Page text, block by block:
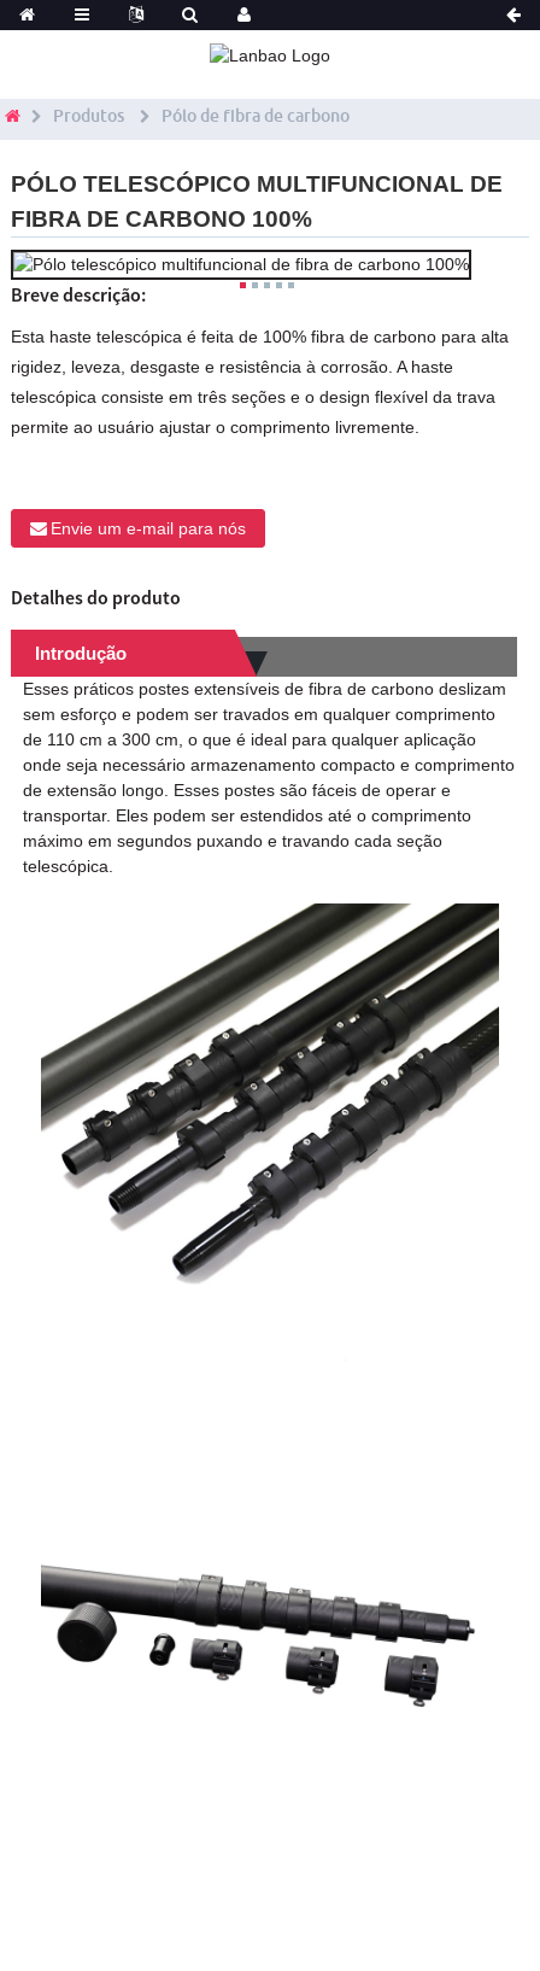
Produtos Pólo de fibra de carbono
PÓLO TELESCÓPICO MULTIFUNCIONAL DE
FIBRA DE CARBONO 100%
Breve descrição:
Esta haste telescópica é feita de 100% fibra de carbono para alta
rigidez, leveza, desgaste e resistência à corrosão. A haste
telescópica consiste em três seções e o design flexível da trava
permite ao usuário ajustar o comprimento livremente.
Envie um e-mail para nós
Detalhes do produto
Introdução
Esses práticos postes extensíveis de fibra de carbono deslizam
sem esforço e podem ser travados em qualquer comprimento
de 110 cm a 300 cm, o que é ideal para qualquer aplicação
onde seja necessário armazenamento compacto e comprimento
de extensão longo. Esses postes são fáceis de operar e
transportar. Eles podem ser estendidos até o comprimento
máximo em segundos puxando e travando cada seção
telescópica.